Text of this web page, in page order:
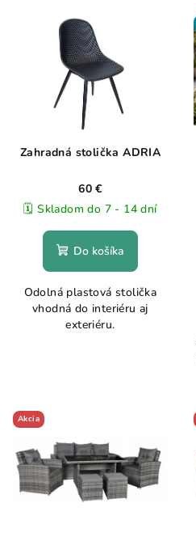
Zahradná stolička ADRIA
60 €
🗓️ Skladom do 7 - 14 dní
Do košíka
Odolná plastová stolička
vhodná do interiéru aj
exteriéru.
Akcia